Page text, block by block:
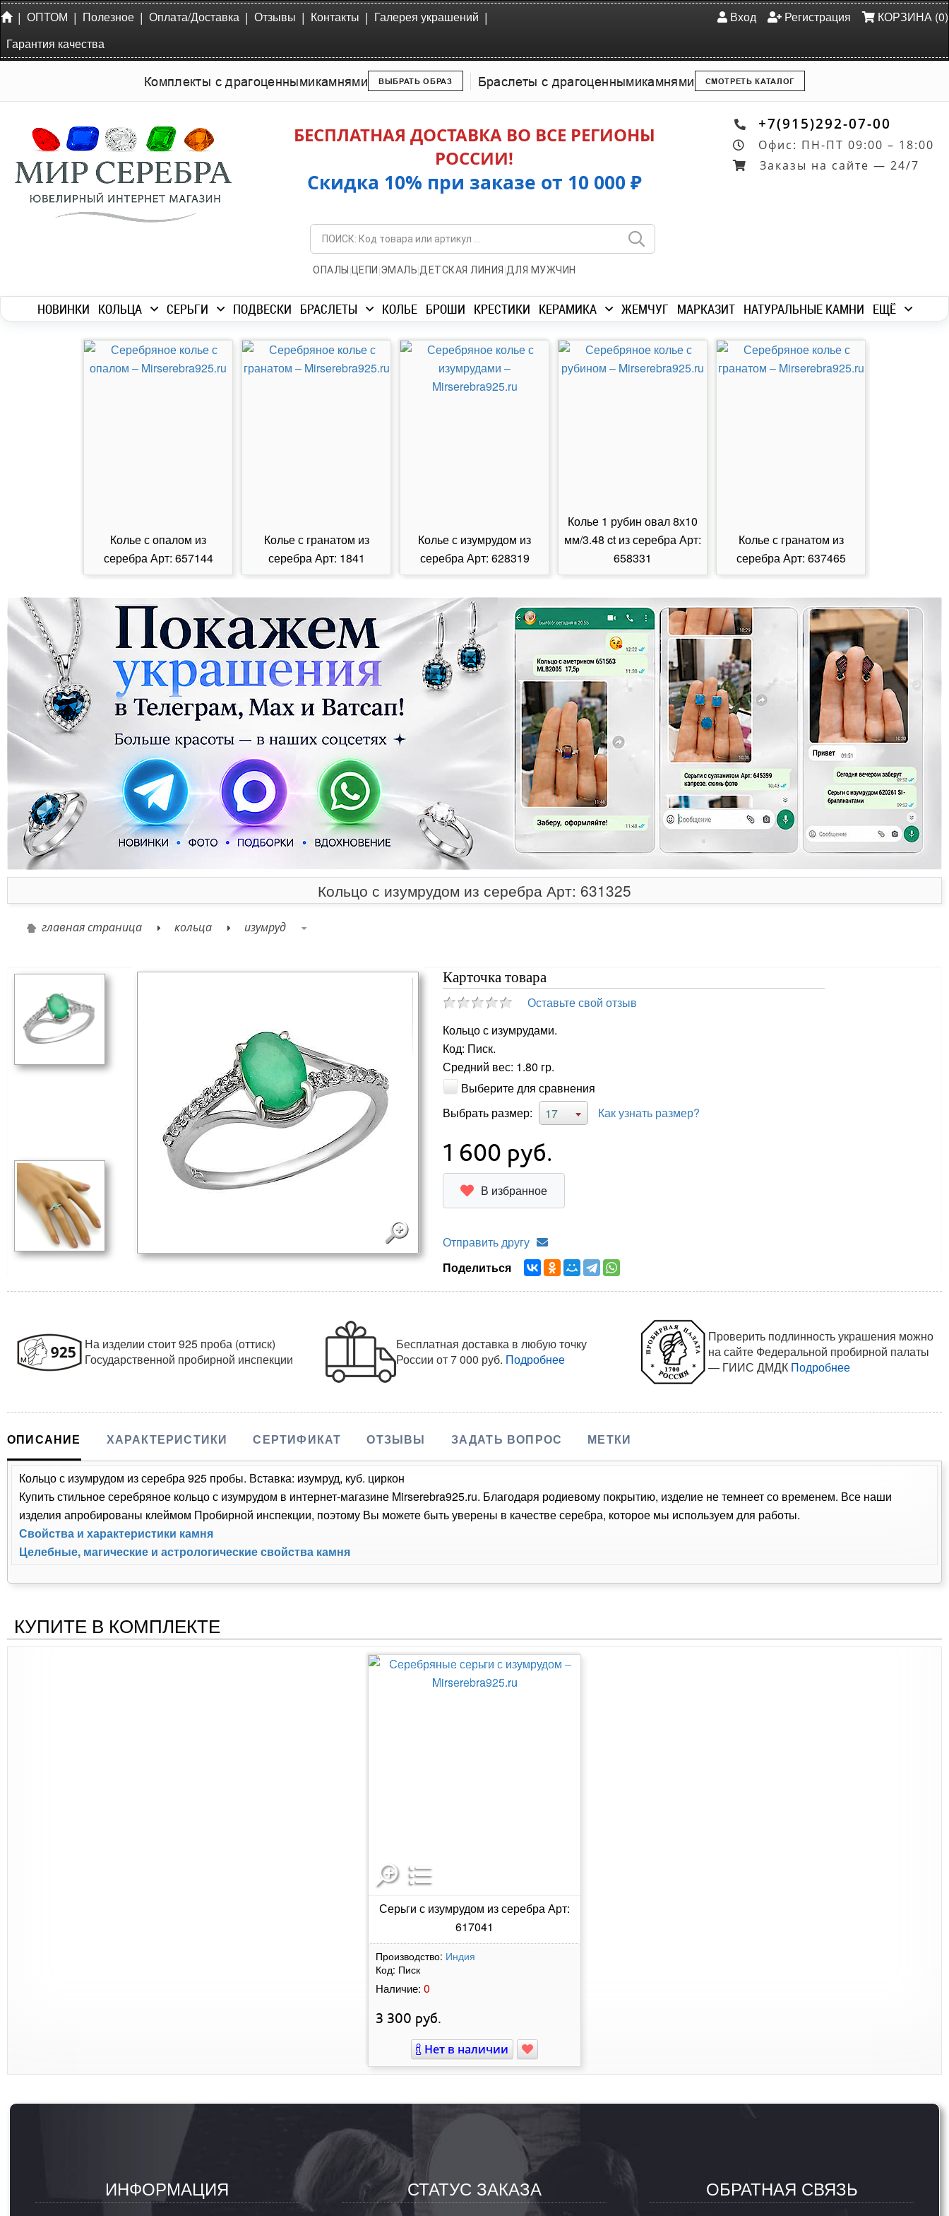
| ОПТОМ | Полезное | Оплата/Доставка | Отзывы | Контакты | Галерея украшений |
Гарантия качества
Вход Регистрация КОРЗИНА (0)
Комплекты с драгоценнымикамнями ВЫБРАТЬ ОБРАЗ Браслеты с драгоценнымикамнями СМОТРЕТЬ КАТАЛОГ
БЕСПЛАТНАЯ ДОСТАВКА ВО ВСЕ РЕГИОНЫ
РОССИИ!
Скидка 10% при заказе от 10 000 ₽
ОПАЛЫ | ЦЕПИ |ЭМАЛЬ|ДЕТСКАЯ ЛИНИЯ |ДЛЯ МУЖЧИН
+7(915)292-07-00
Офис: ПН-ПТ 09:00 – 18:00
Заказы на сайте — 24/7
НОВИНКИ КОЛЬЦА СЕРЬГИ ПОДВЕСКИ БРАСЛЕТЫ КОЛЬЕ БРОШИ КРЕСТИКИ КЕРАМИКА ЖЕМЧУГ МАРКАЗИТ НАТУРАЛЬНЫЕ КАМНИ ЕЩЁ
Колье с опалом из
серебра Арт: 657144
Колье с гранатом из
серебра Арт: 1841
Колье с изумрудом из
серебра Арт: 628319
Колье 1 рубин овал 8х10
мм/3.48 ct из серебра Арт:
658331
Колье с гранатом из
серебра Арт: 637465
Кольцо с изумрудом из серебра Арт: 631325
главная страница кольца изумруд
Карточка товара
Оставьте свой отзыв
Кольцо с изумрудами.
Код: Писк.
Средний вес: 1.80 гр.
Выберите для сравнения
Выбрать размер:
17 Как узнать размер?
1 600 руб.
В избранное
Отправить другу
Поделиться
На изделии стоит 925 проба (оттиск)
Государственной пробирной инспекции
Бесплатная доставка в любую точку
Россииот 7 000 руб. Подробнее
Проверить подлинность украшения можно
на сайте Федеральной пробирной палаты
— ГИИС ДМДК Подробнее
ОПИСАНИЕ ХАРАКТЕРИСТИКИ СЕРТИФИКАТ ОТЗЫВЫ ЗАДАТЬ ВОПРОС МЕТКИ
Кольцо с изумрудом из серебра 925 пробы. Вставка: изумруд, куб. циркон
Купить стильное серебряное кольцо с изумрудом в интернет-магазине Mirserebra925.ru. Благодаря родиевому покрытию, изделие не темнеет со временем. Все наши
изделия апробированы клеймом Пробирной инспекции, поэтому Вы можете быть уверены в качестве серебра, которое мы используем для работы.
Свойства и характеристики камня
Целебные, магические и астрологические свойства камня
КУПИТЕ В КОМПЛЕКТЕ
Серьги с изумрудом из серебра Арт:
617041
Производство: Индия
Код: Писк
Наличие: 0
3 300 руб.
Нет в наличии
ИНФОРМАЦИЯ СТАТУС ЗАКАЗА ОБРАТНАЯ СВЯЗЬ